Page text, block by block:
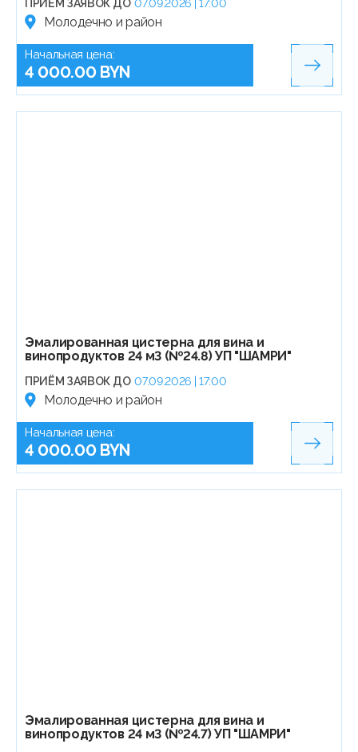
ПРИЁМ ЗАЯВОК ДО 07.09.2026 | 17:00
Молодечно и район
Начальная цена:
4 000.00 BYN
Эмалированная цистерна для вина и
винопродуктов 24 м3 (№24.8) УП "ШАМРИ"
ПРИЁМ ЗАЯВОК ДО 07.09.2026 | 17:00
Молодечно и район
Начальная цена:
4 000.00 BYN
Эмалированная цистерна для вина и
винопродуктов 24 м3 (№24.7) УП "ШАМРИ"